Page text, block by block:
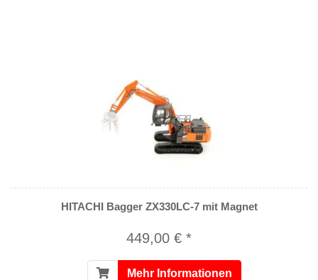
HITACHI Bagger ZX330LC-7 mit Magnet
449,00 € *
Mehr Informationen